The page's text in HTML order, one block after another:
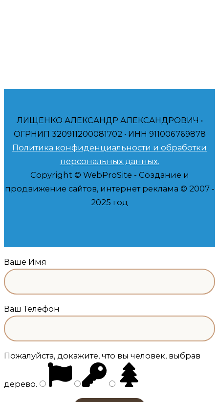
ЛИЩЕНКО АЛЕКСАНДР АЛЕКСАНДРОВИЧ •
ОГРНИП 320911200081702 • ИНН 911006769878
Политика конфиденциальности и обработки
персональных данных.
Copyright © WebProSite - Создание и
продвижение сайтов, интернет реклама © 2007 -
2025 год
Ваше Имя
Ваш Телефон
Пожалуйста, докажите, что вы человек, выбрав
дерево.